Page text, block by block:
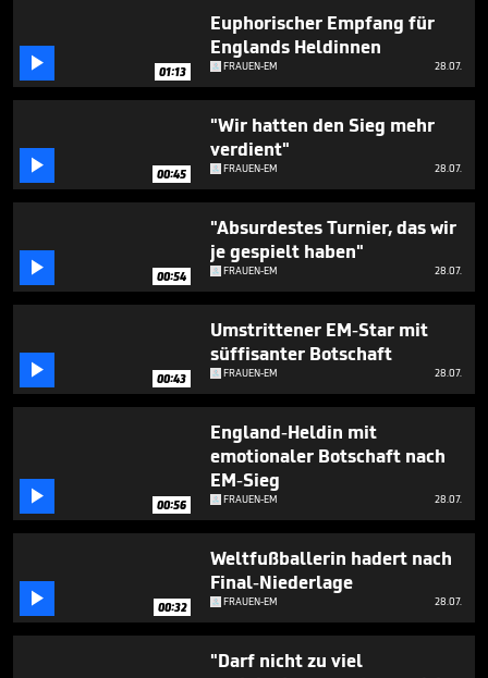
seconds
 01:13
Euphorischer Empfang für
Englands Heldinnen
FRAUEN-EM 28.07.
 00:45
"Wir hatten den Sieg mehr
verdient"
FRAUEN-EM 28.07.
 00:54
"Absurdestes Turnier, das wir
je gespielt haben"
FRAUEN-EM 28.07.
 00:43
Umstrittener EM-Star mit
süffisanter Botschaft
FRAUEN-EM 28.07.
 00:56
England-Heldin mit
emotionaler Botschaft nach
EM-Sieg
FRAUEN-EM 28.07.
 00:32
Weltfußballerin hadert nach
Final-Niederlage
FRAUEN-EM 28.07.
"Darf nicht zu viel